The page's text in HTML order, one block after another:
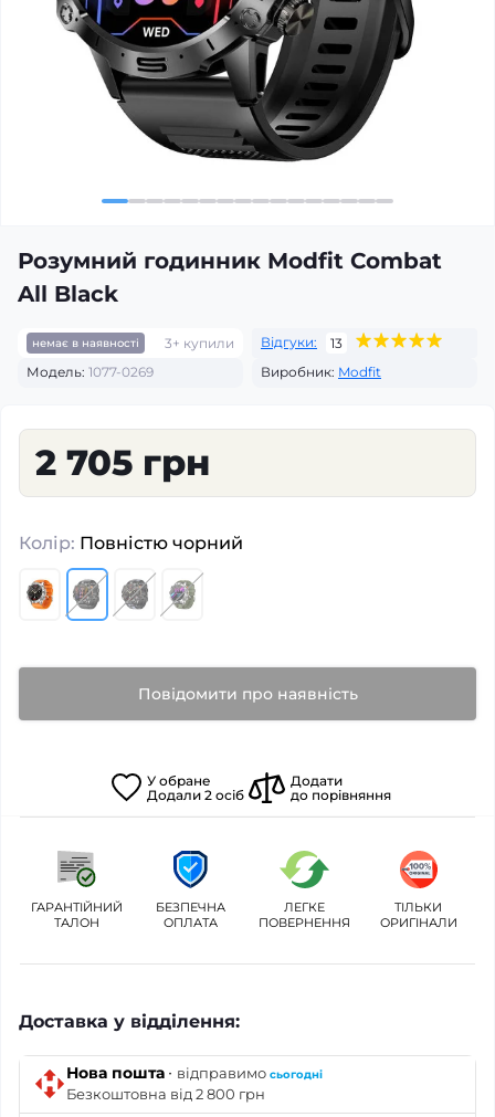
Розумний годинник Modfit Combat
All Black
немає в наявності 3+ купили Відгуки:
13
Модель: 1077-0269 Виробник: Modfit
2 705 грн
Колір: Повністю чорний
Повідомити про наявність
У обране
Додали 2 осіб
Додати
до порівняння
ГАРАНТІЙНИЙ
ТАЛОН
БЕЗПЕЧНА
ОПЛАТА
ЛЕГКЕ
ПОВЕРНЕННЯ
ТІЛЬКИ
ОРИГІНАЛИ
Доставка у відділення:
Нова пошта · відправимо сьогодні
Безкоштовна від 2 800 грн